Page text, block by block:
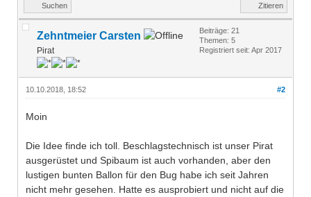
Suchen Zitieren
Zehntmeier Carsten
Pirat
Beiträge: 21
Themen: 5
Registriert seit: Apr 2017
#2
10.10.2018, 18:52
Moin
Die Idee finde ich toll. Beschlagstechnisch ist unser Pirat
ausgerüstet und Spibaum ist auch vorhanden, aber den
lustigen bunten Ballon für den Bug habe ich seit Jahren
nicht mehr gesehen. Hatte es ausprobiert und nicht auf die